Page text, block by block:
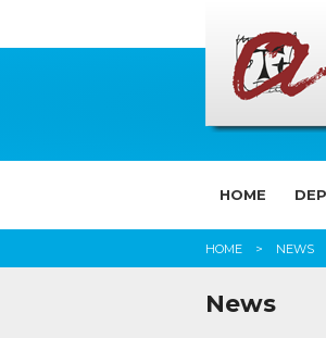
HOME
HOME NEWS
News